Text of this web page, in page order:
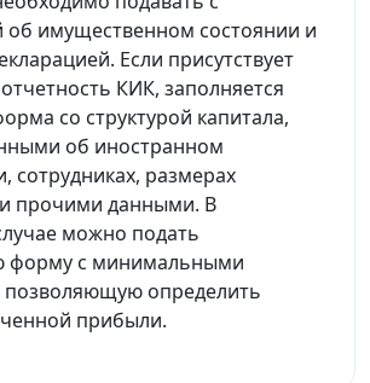
об имущественном состоянии и
Если присутствует
КИК, заполняется
со структурой капитала,
об иностранном
сотрудниках, размерах
прочими данными. В
можно подать
форму с минимальными
позволяющую определить
прибыли.